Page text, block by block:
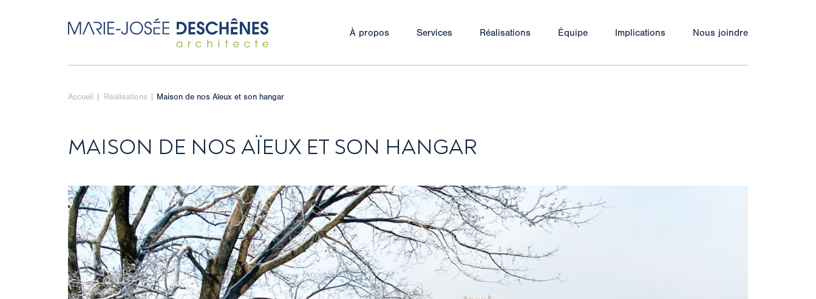
À propos Services Réalisations Équipe Implications Nous joindre
Accueil Réalisations Maison de nos Aïeux et son hangar
MAISON DE NOS AÏEUX ET SON HANGAR